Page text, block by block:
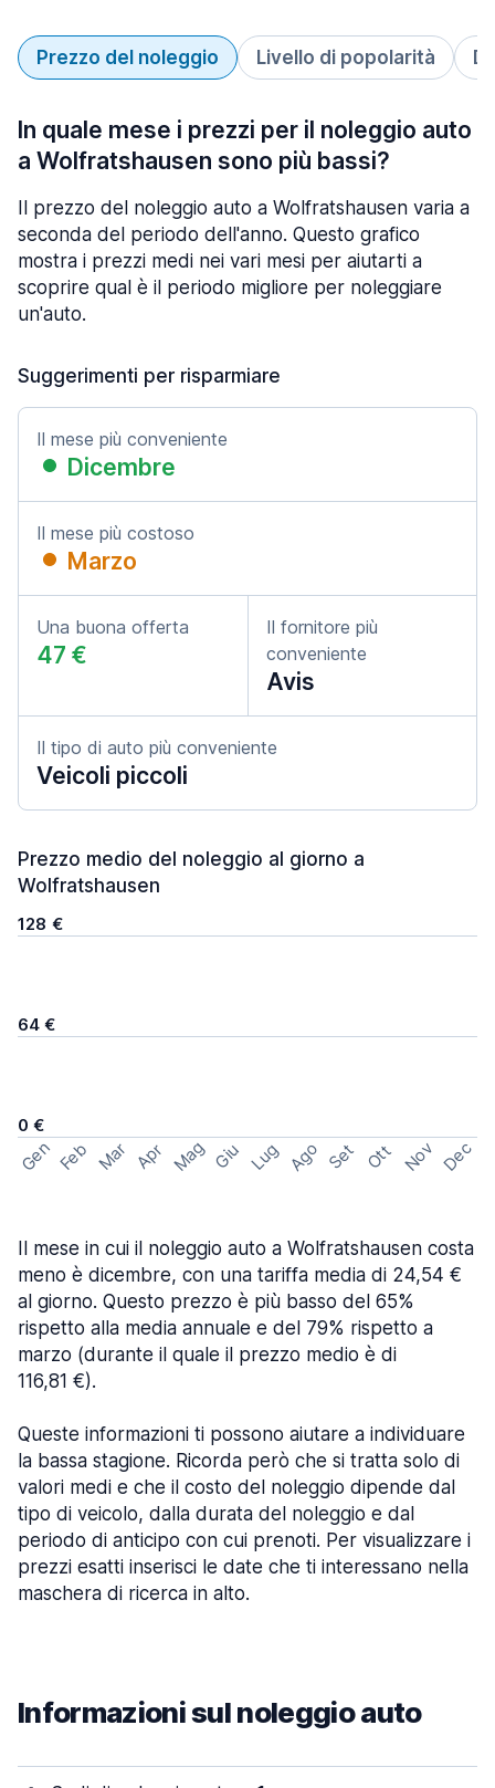
Prezzo del noleggio Livello di popolarità
In quale mese i prezzi per il noleggio auto
a Wolfratshausen sono più bassi?
Il prezzo del noleggio auto a Wolfratshausen varia a
seconda del periodo dell'anno. Questo grafico
mostra i prezzi medi nei vari mesi per aiutarti a
scoprire qual è il periodo migliore per noleggiare
un'auto.
Suggerimenti per risparmiare
Il mese più conveniente
Dicembre
Il mese più costoso
Marzo
Una buona offerta
47 €
Il fornitore più
conveniente
Avis
Il tipo di auto più conveniente
Veicoli piccoli
Prezzo medio del noleggio al giorno a
Wolfratshausen
128 €
64 €
0 €
Gen Feb Mar Apr Mag Giu Lug Ago Set Ott Nov Dec
Il mese in cui il noleggio auto a Wolfratshausen costa
meno è dicembre, con una tariffa media di 24,54 €
al giorno. Questo prezzo è più basso del 65%
rispetto alla media annuale e del 79% rispetto a
marzo (durante il quale il prezzo medio è di
116,81 €).
Queste informazioni ti possono aiutare a individuare
la bassa stagione. Ricorda però che si tratta solo di
valori medi e che il costo del noleggio dipende dal
tipo di veicolo, dalla durata del noleggio e dal
periodo di anticipo con cui prenoti. Per visualizzare i
prezzi esatti inserisci le date che ti interessano nella
maschera di ricerca in alto.
Informazioni sul noleggio auto